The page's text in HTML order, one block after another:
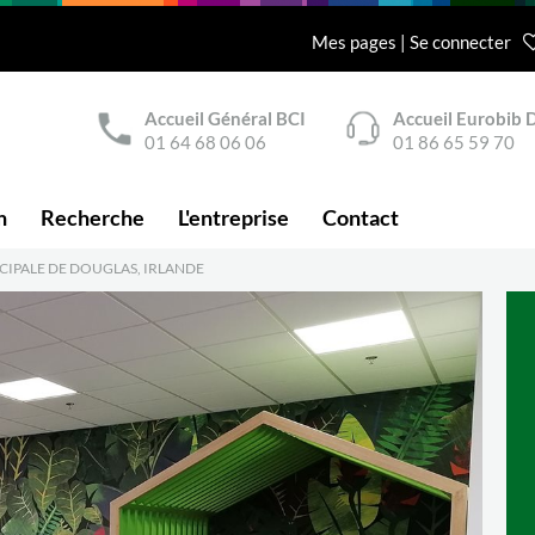
Mes pages | Se connecter
Accueil Général BCI
01 64 68 06 06
Accueil Eurobib
01 86 65 59 70
Recherche L'entreprise Contact
DE DOUGLAS, IRLANDE